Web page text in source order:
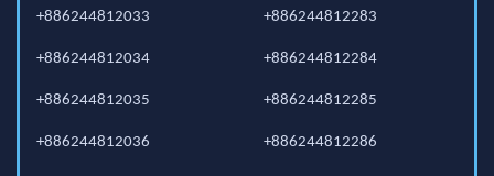
+886244812033
+886244812034
+886244812035
+886244812036
+886244812283
+886244812284
+886244812285
+886244812286